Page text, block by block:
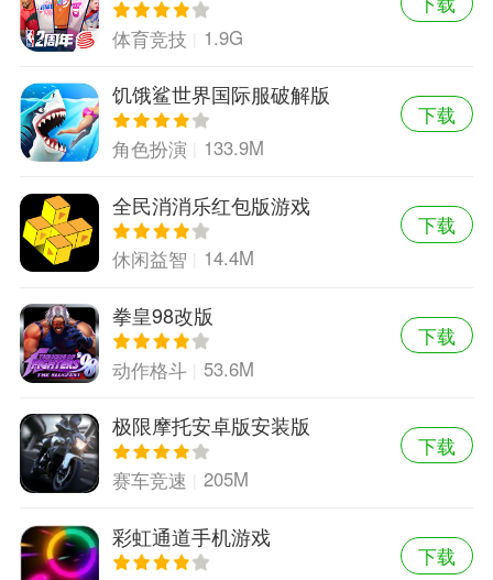
体育竞技 1.9G
饥饿鲨世界国际服破解版
角色扮演 133.9M
下载
全民消消乐红包版游戏
休闲益智 14.4M
下载
拳皇98改版
动作格斗 53.6M
下载
极限摩托安卓版安装版
赛车竞速 205M
下载
彩虹通道手机游戏
下载